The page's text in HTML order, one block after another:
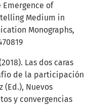
Emergence of
Medium in
Monographs,
Las dos caras
de la participación
(Ed.), Nuevos
y convergencias